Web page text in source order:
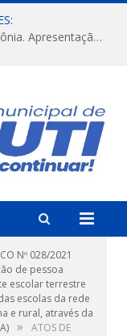
FESTRIBAL 2026 – No Coração da Amazônia. Apresentação da Munduruku.
Nº 028/2021
de pessoa
escolar terrestre
escolas da rede
e rural, através da
»
ATOS DE